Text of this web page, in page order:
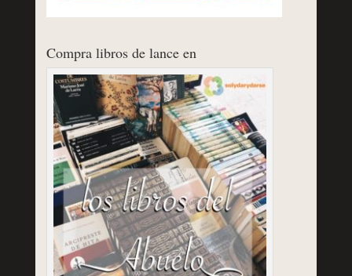
Compra libros de lance en